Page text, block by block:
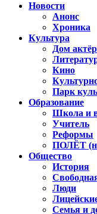
Новости
Анонс
Хроника
Культура
Дом
Кино
Парк
Образование
Школа и
Учитель
Реформы
ПОЛЁТ
Общество
История
Люди
Семья и